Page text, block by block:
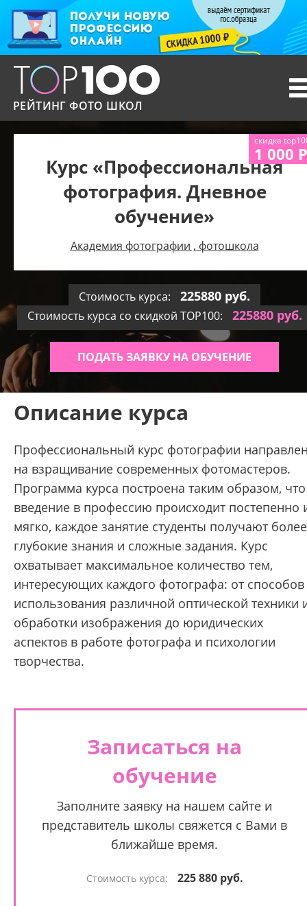
РЕЙТИНГ ФОТО ШКОЛ
скидка
1 000 Р
Курс «Профессиональная
фотография. Дневное
обучение»
Академия фотографии , фотошкола
Стоимость курса: 225880 руб.
Стоимость курса со скидкой TOP100: 225880 руб.
ПОДАТЬ ЗАЯВКУ НА ОБУЧЕНИЕ
Описание курса
Профессиональный курс фотографии
на взращивание современных фотомастеров.
Программа курса построена таким образом, что
введение в профессию происходит постепенно
мягко, каждое занятие студенты получают более
глубокие знания и сложные задания. Курс
охватывает максимальное количество тем,
интересующих каждого фотографа: от способов
использования различной оптической техники
обработки изображения до юридических
аспектов в работе фотографа и психологии
творчества.
Записаться на
обучение
Заполните заявку на нашем сайте и
представитель школы свяжется с Вами в
ближайше время.
Стоимость курса: 225 880 руб.